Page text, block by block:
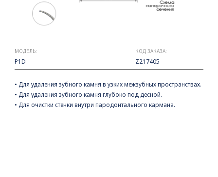
МОДЕЛЬ:
P1D
КОД ЗАКАЗА:
Z217405
• Для удаления зубного камня в узких межзубных пространствах.
• Для удаления зубного камня глубоко под десной.
• Для очистки стенки внутри пародонтального кармана.